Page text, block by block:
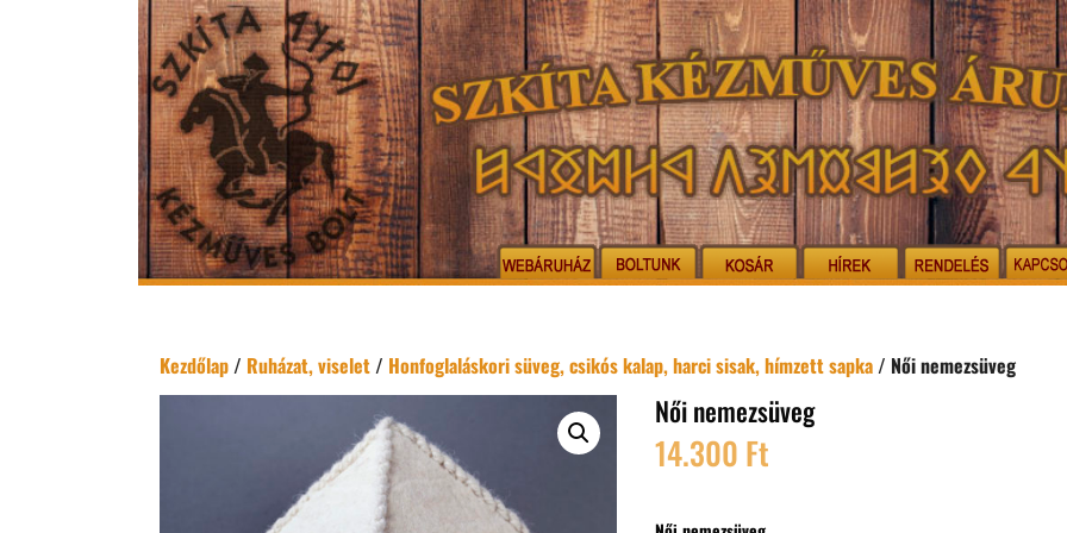
Kezdőlap/ Ruházat, viselet/ Honfoglaláskori süveg, csikós kalap, harci sisak, hímzett sapka/ Női nemezsüveg
Női nemezsüveg
14.300 Ft